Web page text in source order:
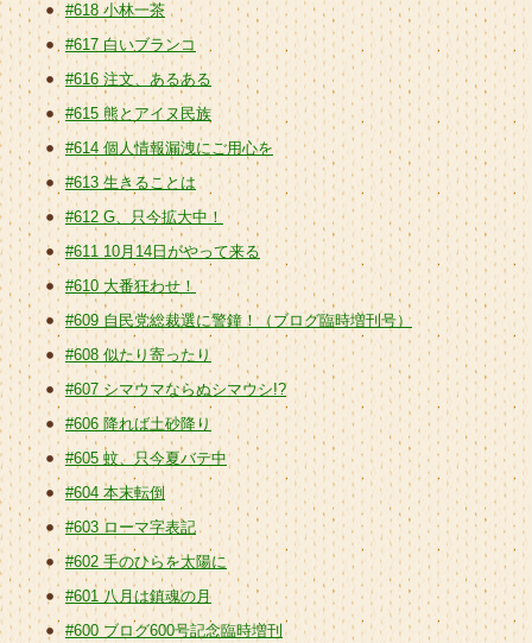
#618 小林一茶
#617 白いブランコ
#616 注文、あるある
#615 熊とアイヌ民族
#614 個人情報漏洩にご用心を
#613 生きることは
#612 G、只今拡大中！
#611 10月14日がやって来る
#610 大番狂わせ！
#609 自民党総裁選に警鐘！（ブログ臨時増刊号）
#608 似たり寄ったり
#607 シマウマならぬシマウシ!?
#606 降れば土砂降り
#605 蚊、只今夏バテ中
#604 本末転倒
#603 ローマ字表記
#602 手のひらを太陽に
#601 八月は鎮魂の月
#600 ブログ600号記念臨時増刊